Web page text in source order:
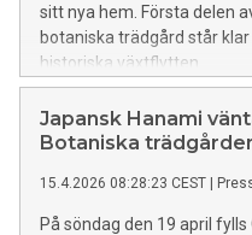
sitt nya hem. Första delen
botaniska trädgård står
historiska växtflytten.
Japansk Hanami
Botaniska
15.4.2026 08:28:23 CEST |
På söndag den 19 april